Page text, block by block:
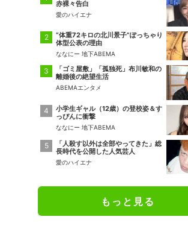
赤裸々告白
愛のハイエナ
“体重72キロの北川景子”ぽっちゃり
体型公表の理由
ななにー 地下ABEMA
「ゴミ屋敷」「孤独死」布川敏和の
離婚後の絶望生活
ABEMAエンタメ
小学生ギャル（12歳）の登校姿＆す
っぴんに衝撃
ななにー 地下ABEMA
「人殺す以外は全部やってきた」総
長時代を公開した人気芸人
愛のハイエナ
もっと見る